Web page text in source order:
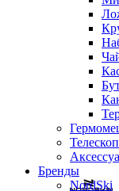
Бренды
NordSki